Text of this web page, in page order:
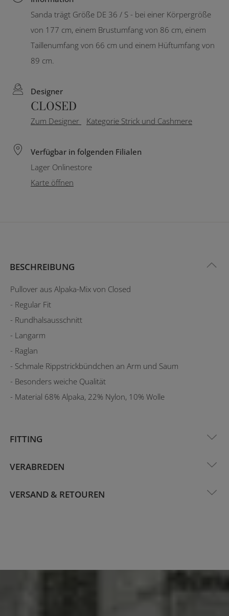
Sanda trägt Größe DE 36 / S - bei einer Körpergröße
von 177 cm, einem Brustumfang von 86 cm, einem
Taillenumfang von 66 cm und einem Hüftumfang von
89 cm.
Designer
CLOSED
Zum Designer Kategorie Strick und Cashmere
Verfügbar in folgenden Filialen
Lager Onlinestore
Karte öffnen
BESCHREIBUNG
Pullover aus Alpaka-Mix von Closed
- Regular Fit
- Rundhalsausschnitt
- Langarm
- Raglan
- Schmale Rippstrickbündchen an Arm und Saum
- Besonders weiche Qualität
- Material 68% Alpaka, 22% Nylon, 10% Wolle
FITTING
VERABREDEN
VERSAND & RETOUREN